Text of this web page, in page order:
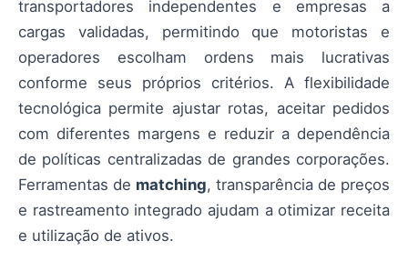
transportadores independentes e empresas a
cargas validadas, permitindo que motoristas e
operadores escolham ordens mais lucrativas
conforme seus próprios critérios. A flexibilidade
tecnológica permite ajustar rotas, aceitar pedidos
com diferentes margens e reduzir a dependência
de políticas centralizadas de grandes corporações.
Ferramentas de matching, transparência de preços
e rastreamento integrado ajudam a otimizar receita
e utilização de ativos.